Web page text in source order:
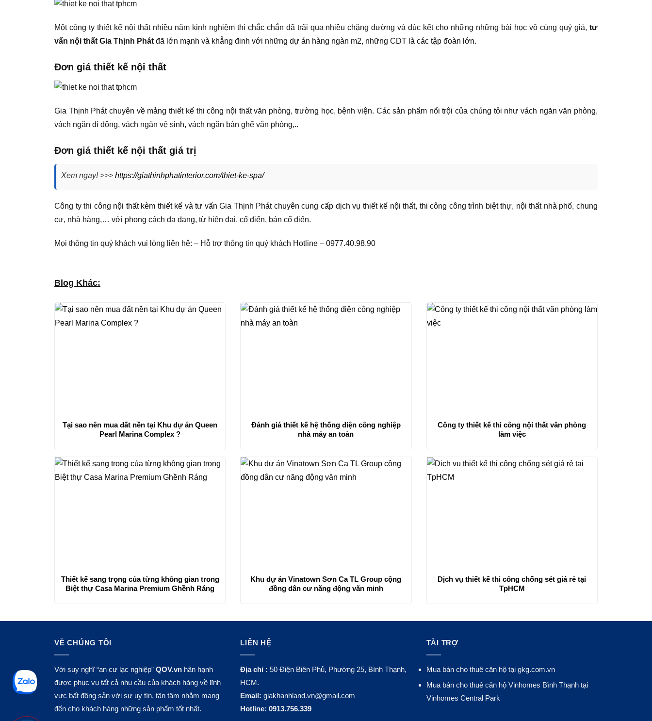
Một công ty thiết kế nội thất nhiều năm kinh nghiệm thì chắc chắn đã trãi qua nhiều chặng đường và đúc kết cho những những bài học vô cùng quý giá, tư
vấn nội thất Gia Thịnh Phát đã lớn mạnh và khẳng đinh với những dự án hàng ngàn m2, những CDT là các tập đoàn lớn.
Đơn giá thiết kế nội thất
Gia Thịnh Phát chuyên về mảng thiết kế thi công nội thất văn phòng, trường học, bệnh viện. Các sản phẩm nổi trội của chúng tôi như vách ngăn văn phòng,
vách ngăn di động, vách ngăn vệ sinh, vách ngăn bàn ghế văn phòng,..
Đơn giá thiết kế nội thất giá trị
Xem ngay! >>> https://giathinhphatinterior.com/thiet-ke-spa/
Công ty thi công nội thất kèm thiết kế và tư vấn Gia Thịnh Phát chuyên cung cấp dịch vụ thiết kế nội thất, thi công công trình biệt thự, nội thất nhà phố, chung
cư, nhà hàng,… với phong cách đa dạng, từ hiện đại, cổ điển, bán cổ điển.
Mọi thông tin quý khách vui lòng liên hê: – Hỗ trợ thông tin quý khách Hotline – 0977.40.98.90
Blog Khác:
Tại sao nên mua đất nền tại Khu dự án Queen
Pearl Marina Complex ?
Đánh giá thiết kế hệ thống điện công nghiệp
nhà máy an toàn
Công ty thiết kế thi công nội thất văn phòng
làm việc
Thiết kế sang trọng của từng không gian trong
Biệt thự Casa Marina Premium Ghềnh Ráng
Khu dự án Vinatown Sơn Ca TL Group cộng
đồng dân cư năng động văn minh
Dịch vụ thiết kế thi công chống sét giá rẻ tại
TpHCM
VỀ CHÚNG TÔI
Với suy nghĩ “an cư lạc nghiệp” QOV.vn hân hạnh
được phục vụ tất cả nhu cầu của khách hàng về lĩnh
vực bất động sản với sự uy tín, tận tâm nhằm mang
đến cho khách hàng những sản phẩm tốt nhất.
LIÊN HỆ
Địa chỉ : 50 Điện Biên Phủ, Phường 25, Bình Thạnh,
HCM.
Email: giakhanhland.vn@gmail.com
Hotline: 0913.756.339
TÀI TRỢ
Mua bán cho thuê căn hộ tại gkg.com.vn
Mua bán cho thuê căn hộ Vinhomes Bình Thạnh tại
Vinhomes Central Park